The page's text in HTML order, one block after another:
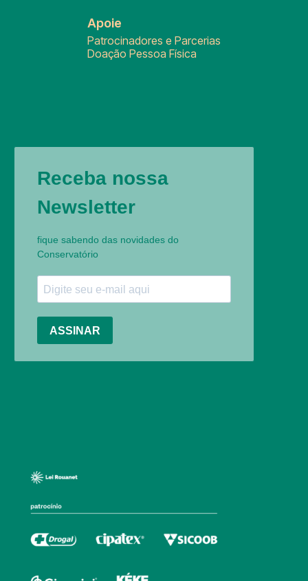
Apoie
Patrocinadores e Parcerias
Doação Pessoa Física